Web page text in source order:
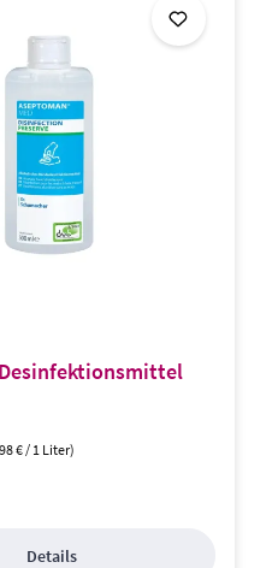
€ / 1 Liter)
Details